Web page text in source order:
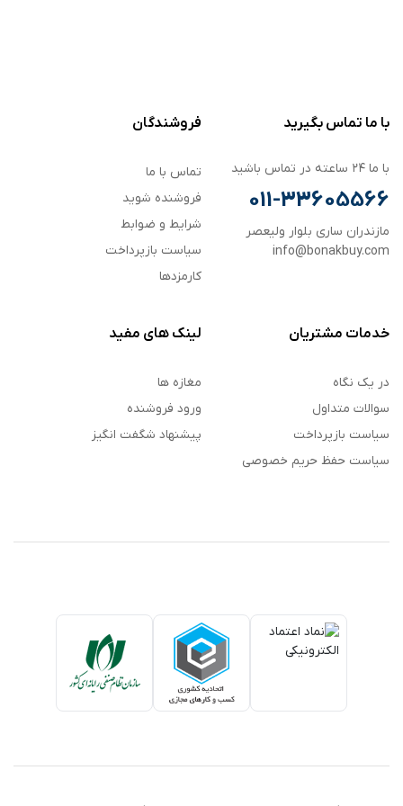
با ما تماس بگیرید
با ما ۲۴ ساعته در تماس باشید
011-33605566
مازندران ساری بلوار ولیعصر
info@bonakbuy.com
فروشندگان
تماس با ما
فروشنده شوید
شرایط و ضوابط
سیاست بازپرداخت
کارمزدها
خدمات مشتریان
در یک نگاه
سوالات متداول
سیاست بازپرداخت
سیاست حفظ حریم خصوصی
لینک های مفید
مغازه ها
ورود فروشنده
پیشنهاد شگفت انگیز